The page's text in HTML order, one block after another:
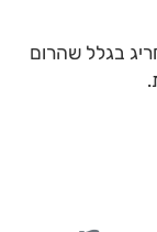
בגלל שהרום